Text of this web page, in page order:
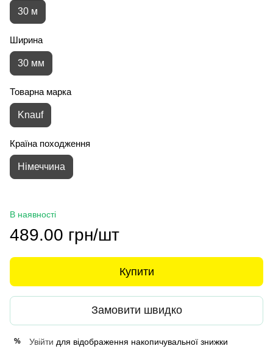
30 м
Ширина
30 мм
Товарна марка
Knauf
Країна походження
Німеччина
В наявності
489.00 грн/шт
Купити
Замовити швидко
% Увійти для відображення накопичувальної знижки